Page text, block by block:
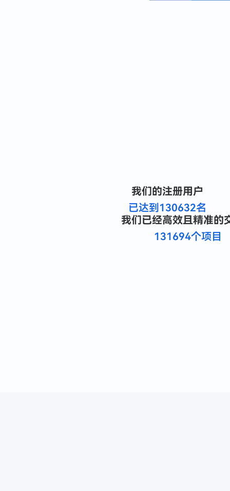
我们的注册用户
已达到130632名
我们已经高效且精准的
131694个项目